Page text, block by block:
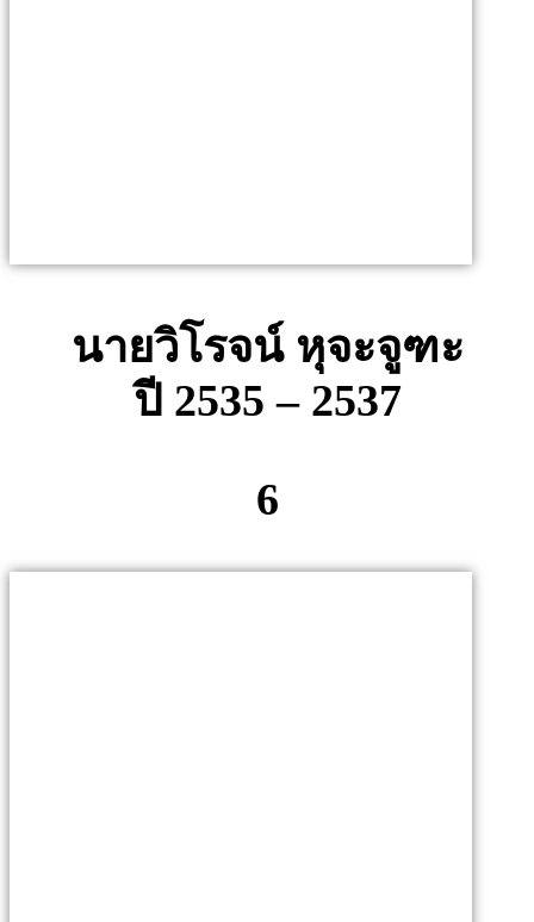
นายวิโรจน์ หุจะจูฑะ
ปี 2535 – 2537
6